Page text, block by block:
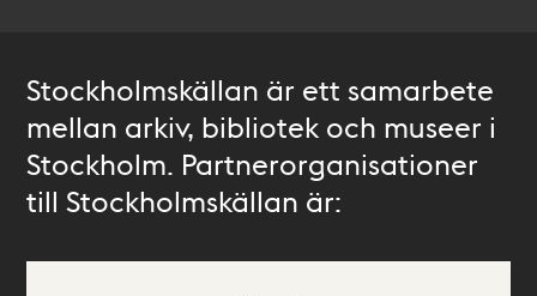
Stockholmskällan är ett samarbete
mellan arkiv, bibliotek och museer i
Stockholm. Partnerorganisationer
till Stockholmskällan är: